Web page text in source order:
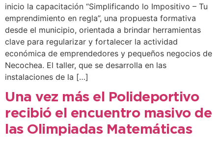
inicio la capacitación “Simplificando lo Impositivo – Tu
emprendimiento en regla”, una propuesta formativa
desde el municipio, orientada a brindar herramientas
clave para regularizar y fortalecer la actividad
económica de emprendedores y pequeños negocios de
Necochea. El taller, que se desarrolla en las
instalaciones de la […]
Una vez más el Polideportivo
recibió el encuentro masivo de
las Olimpiadas Matemáticas